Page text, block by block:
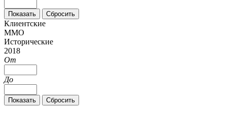
Клиентские
MMO
Исторические
2018
От
До